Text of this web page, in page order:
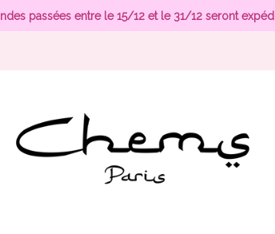
passées entre le 15/12 et le 31/12 seront